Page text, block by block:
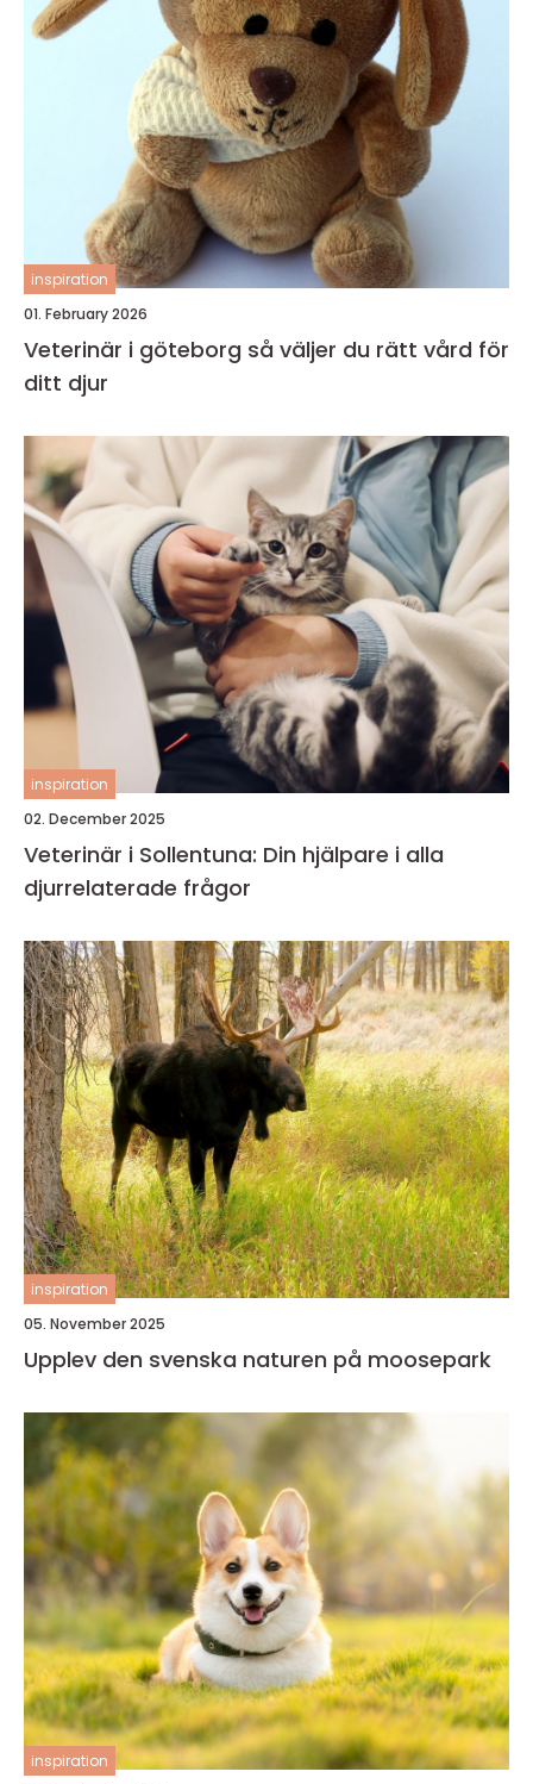
inspiration
01. February 2026
Veterinär i göteborg så väljer du rätt vård för
ditt djur
inspiration
02. December 2025
Veterinär i Sollentuna: Din hjälpare i alla
djurrelaterade frågor
inspiration
05. November 2025
Upplev den svenska naturen på moosepark
inspiration